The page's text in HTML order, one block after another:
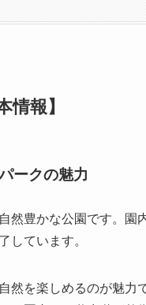
報】
ークの魅力
然豊かな公園です。園
しています。
然を楽しめるのが魅力